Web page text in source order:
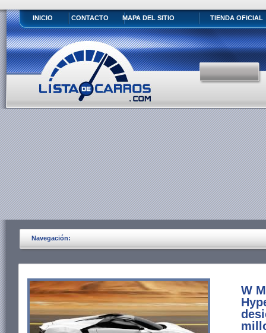
INICIO CONTACTO MAPA DEL SITIO TIENDA OFICIAL
Navegación:
W